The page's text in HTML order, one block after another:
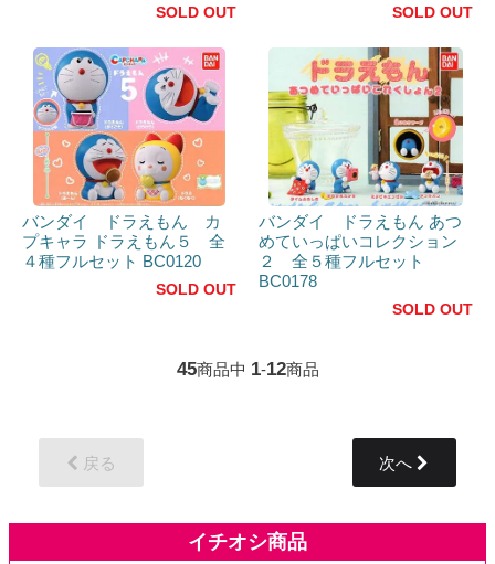
SOLD OUT SOLD OUT
バンダイ ドラえもん カ
プキャラ ドラえもん５ 全
４種フルセット BC0120
SOLD OUT
バンダイ ドラえもん あつ
めていっぱいコレクション
２ 全５種フルセット
BC0178
SOLD OUT
45商品中 1-12商品
戻る 次へ